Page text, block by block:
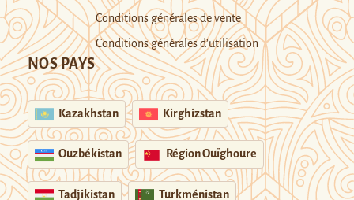
Conditions générales de vente
Conditions générales d’utilisation
NOS PAYS
Kazakhstan Kirghizstan
Ouzbékistan Région Ouïghoure
Tadjikistan Turkménistan